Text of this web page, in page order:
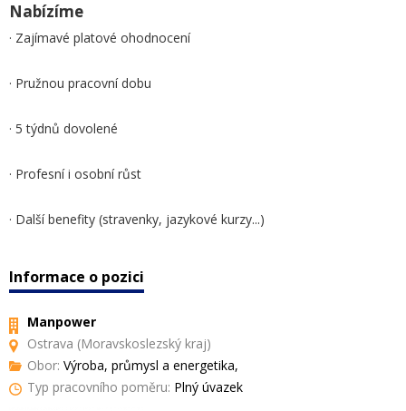
Nabízíme
· Zajímavé platové ohodnocení
· Pružnou pracovní dobu
· 5 týdnů dovolené
· Profesní i osobní růst
· Další benefity (stravenky, jazykové kurzy...)
Informace o pozici
Manpower
Ostrava (Moravskoslezský kraj)
Obor: Výroba, průmysl a energetika,
Typ pracovního poměru: Plný úvazek